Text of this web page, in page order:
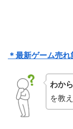
＊最新ゲーム売れ
わか
を教